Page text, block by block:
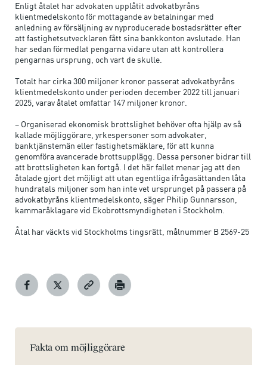
Enligt åtalet har advokaten upplåtit advokatbyråns
klientmedelskonto för mottagande av betalningar med
anledning av försäljning av nyproducerade bostadsrätter efter
att fastighetsutvecklaren fått sina bankkonton avslutade. Han
har sedan förmedlat pengarna vidare utan att kontrollera
pengarnas ursprung, och vart de skulle.
Totalt har cirka 300 miljoner kronor passerat advokatbyråns
klientmedelskonto under perioden december 2022 till januari
2025, varav åtalet omfattar 147 miljoner kronor.
– Organiserad ekonomisk brottslighet behöver ofta hjälp av så
kallade möjliggörare, yrkespersoner som advokater,
banktjänstemän eller fastighetsmäklare, för att kunna
genomföra avancerade brottsupplägg. Dessa personer bidrar till
att brottsligheten kan fortgå. I det här fallet menar jag att den
åtalade gjort det möjligt att utan egentliga ifrågasättanden låta
hundratals miljoner som han inte vet ursprunget på passera på
advokatbyråns klientmedelskonto, säger Philip Gunnarsson,
kammaråklagare vid Ekobrottsmyndigheten i Stockholm.
Åtal har väckts vid Stockholms tingsrätt, målnummer B 2569-25
Fakta om möjliggörare